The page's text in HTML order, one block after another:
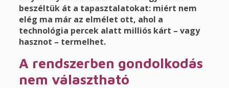
beszéltük át a tapasztalatokat: miért nem
elég ma már az elmélet ott, ahol a
technológia percek alatt milliós kárt – vagy
hasznot – termelhet.
A rendszerben gondolkodás
nem választható